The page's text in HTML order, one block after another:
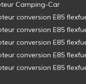
Camping-Car
conversion E85
conversion E85
conversion E85
conversion E85
conversion E85